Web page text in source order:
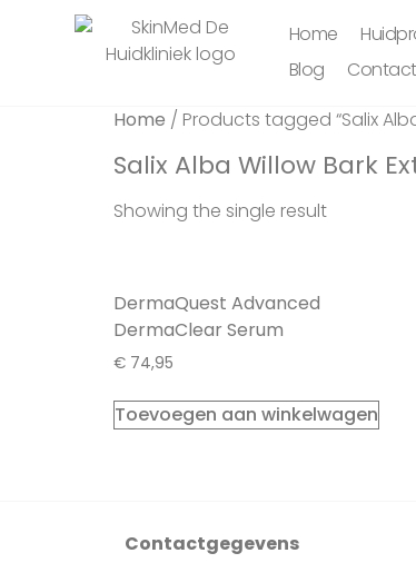
Home
Blog
Contact
Home / Products tagged “Salix
Salix Alba Willow Bark
Showing the single result
DermaQuest Advanced
DermaClear Serum
€ 74,95
Toevoegen aan winkelwagen
Contactgegevens